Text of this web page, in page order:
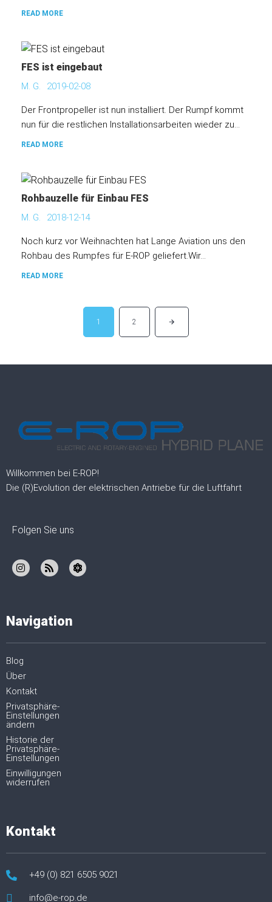
READ MORE
FES ist eingebaut
M. G. 2019-02-08
Der Frontpropeller ist nun installiert. Der Rumpf kommt
nun für die restlichen Installationsarbeiten wieder zu...
READ MORE
Rohbauzelle für Einbau FES
M. G. 2018-12-14
Noch kurz vor Weihnachten hat Lange Aviation uns den
Rohbau des Rumpfes für E-ROP geliefert.Wir...
READ MORE
1 2
Willkommen bei E-ROP!
Die (R)Evolution der elektrischen Antriebe für die Luftfahrt
Folgen Sie uns
Navigation
Blog
Über
Kontakt
Privatsphäre-
Einstellungen
ändern
Historie der
Privatsphäre-
Einstellungen
Einwilligungen
widerrufen
Kontakt
+49 (0) 821 6505 9021
info@e-rop.de